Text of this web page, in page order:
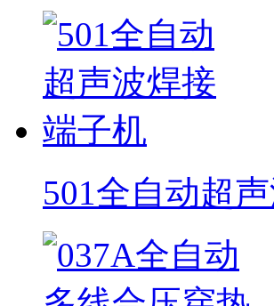
501全自动超